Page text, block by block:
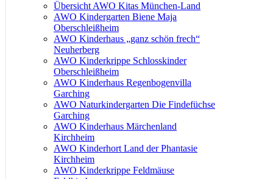
Übersicht AWO Kitas München-Land
AWO Kindergarten Biene Maja
Oberschleißheim
AWO Kinderhaus „ganz schön frech“
Neuherberg
AWO Kinderkrippe Schlosskinder
Oberschleißheim
AWO Kinderhaus Regenbogenvilla
Garching
AWO Naturkindergarten Die Findefüchse
Garching
AWO Kinderhaus Märchenland
Kirchheim
AWO Kinderhort Land der Phantasie
Kirchheim
AWO Kinderkrippe Feldmäuse